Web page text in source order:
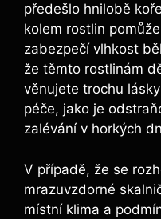
předešlo hnilobě
kolem rostlin
zabezpečí vlhkost
že těmto rostlinám
věnujete trochu
péče, jako je
zalévání v horkých
V případě, že se
mrazuvzdorné
místní klima a